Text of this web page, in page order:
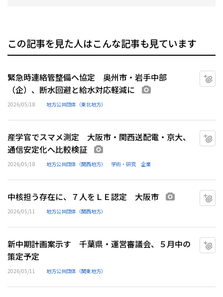
この記事を見た人はこんな記事も見ています
緊急時連絡管整備へ協定 奥州市・岩手中部
（企）、断水回避と給水対応軽減に
2026/05/18 地方公共団体（東北地方）
産学官でスマメ測定 大阪市・関西送配電・京大、
通信安定化へ比較検証
2026/05/18 地方公共団体（関西地方） 学術・研究 企業
中核担う存在に、７人をＬＥ認定 大阪市
2026/05/11 地方公共団体（関西地方）
新中期計画案示す 千葉県・運営審議会、５月中の
策定予定
2026/05/11 地方公共団体（関東地方）